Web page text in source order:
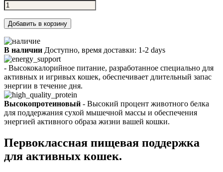
Добавить в корзину
В наличии Доступно, время доставки: 1-2 days
- Высококалорийное питание, разработанное специально для
активных и игривых кошек, обеспечивает длительный запас
энергии в течение дня.
Высокопротеиновый - Высокий процент животного белка
для поддержания сухой мышечной массы и обеспечения
энергией активного образа жизни вашей кошки.
Первоклассная пищевая поддержка
для активных кошек.